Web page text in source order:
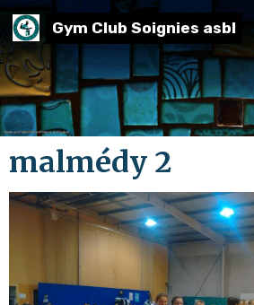
Gym Club Soignies asbl
malmédy 2